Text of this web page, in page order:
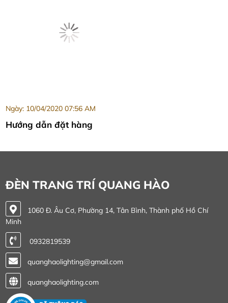
Ngày: 10/04/2020 07:56 AM
Hướng dẫn đặt hàng
ĐÈN TRANG TRÍ QUANG HÀO
1060 Đ. Âu Cơ, Phường 14, Tân Bình, Thành phố Hồ Chí
Minh
0932819539
quanghaolighting@gmail.com
quanghaolighting.com